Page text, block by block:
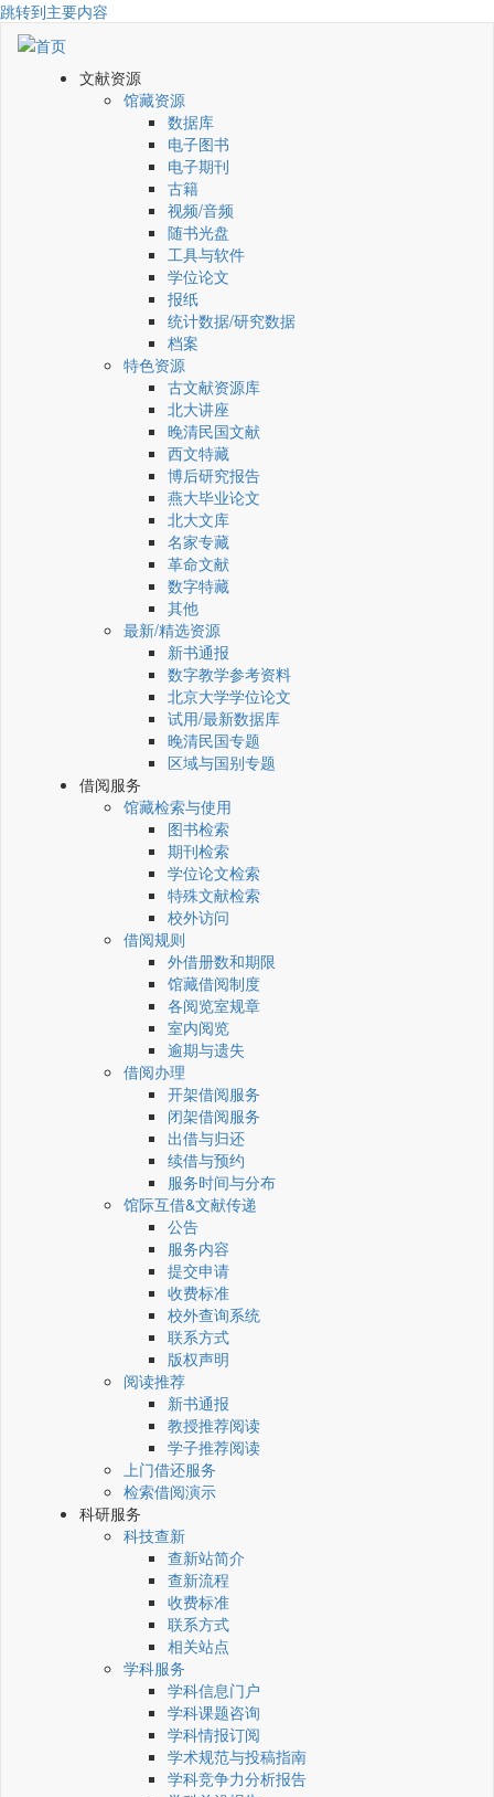
跳转到主要内容
文献资源
馆藏资源
数据库
电子图书
电子期刊
古籍
视频/音频
随书光盘
工具与软件
学位论文
报纸
统计数据/研究数据
档案
特色资源
古文献资源库
北大讲座
晚清民国文献
西文特藏
博后研究报告
燕大毕业论文
北大文库
名家专藏
革命文献
数字特藏
其他
最新/精选资源
新书通报
数字教学参考资料
北京大学学位论文
试用/最新数据库
晚清民国专题
区域与国别专题
借阅服务
馆藏检索与使用
图书检索
期刊检索
学位论文检索
特殊文献检索
校外访问
借阅规则
外借册数和期限
馆藏借阅制度
各阅览室规章
室内阅览
逾期与遗失
借阅办理
开架借阅服务
闭架借阅服务
出借与归还
续借与预约
服务时间与分布
馆际互借&文献传递
公告
服务内容
提交申请
收费标准
校外查询系统
联系方式
版权声明
阅读推荐
新书通报
教授推荐阅读
学子推荐阅读
上门借还服务
检索借阅演示
科研服务
科技查新
查新站简介
查新流程
收费标准
联系方式
相关站点
学科服务
学科信息门户
学科课题咨询
学科情报订阅
学术规范与投稿指南
学科竞争力分析报告